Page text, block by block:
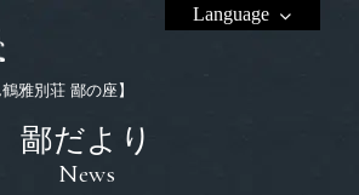
雅別荘 鄙の座】
Language
鄙だより
News